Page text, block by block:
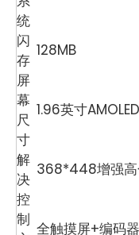
统
闪
存
128MB
屏
幕
尺
寸
1.96英寸AMOLED
解
决
368*448增强
控
制 全触摸屏+编码器